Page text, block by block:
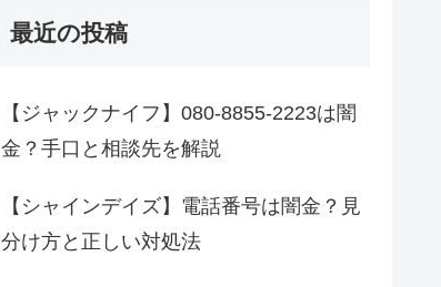
最近の投稿
【ジャックナイフ】080-8855-2223は闇
金？手口と相談先を解説
【シャインデイズ】電話番号は闇金？見
分け方と正しい対処法